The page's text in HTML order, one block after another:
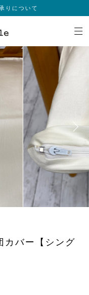
りについて
カバー【シング